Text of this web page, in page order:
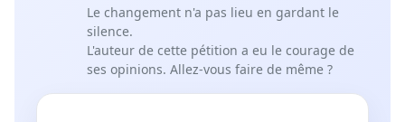
entière de nos commerces.
Ou alors dégagez !
Le changement n'a pas lieu en gardant le
silence.
L'auteur de cette pétition a eu le courage de
ses opinions. Allez-vous faire de même ?